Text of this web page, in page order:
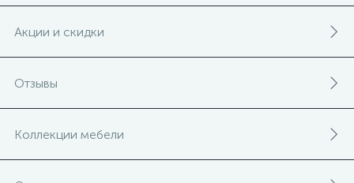
Акции и скидки
Отзывы
Коллекции мебели